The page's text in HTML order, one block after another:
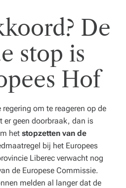
De
stop is
Hof
om te reageren op de
er geen doorbraak, dan is
het stopzetten van de
bij het Europees
Liberec verwacht nog
de Europese Commissie.
melden al langer dat de